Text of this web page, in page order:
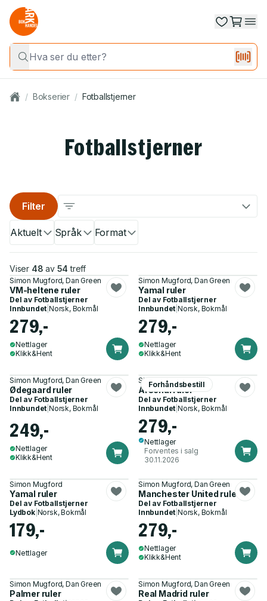
/ Bokserier / Fotballstjerner
Fotballstjerner
Aktuelt Språk Format
Filter
Viser 48 av 54 treff
Simon Mugford, Dan Green
VM-heltene ruler
Del av Fotballstjerner
Innbundet |Norsk, Bokmål
279,-
Nettlager
Klikk&Hent
Simon Mugford, Dan Green
Yamal ruler
Del av Fotballstjerner
Innbundet |Norsk, Bokmål
279,-
Nettlager
Klikk&Hent
Simon Mugford, Dan Green
Ødegaard ruler
Del av Fotballstjerner
Innbundet |Norsk, Bokmål
249,-
Nettlager
Klikk&Hent
Forhåndsbestill
Simon Mugford
Arsenal ruler
Del av Fotballstjerner
Innbundet |Norsk, Bokmål
279,-
Nettlager
Forventes i salg
30.11.2026
Simon Mugford
Yamal ruler
Del av Fotballstjerner
Lydbok| Norsk, Bokmål
179,-
Nettlager
Simon Mugford, Dan Green
Manchester United ruler
Del av Fotballstjerner
Innbundet |Norsk, Bokmål
279,-
Nettlager
Klikk&Hent
Simon Mugford, Dan Green
Palmer ruler
Simon Mugford, Dan Green
Real Madrid ruler